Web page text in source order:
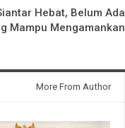
Hebat, Belum Ada
Mampu Mengamankan
More From Author